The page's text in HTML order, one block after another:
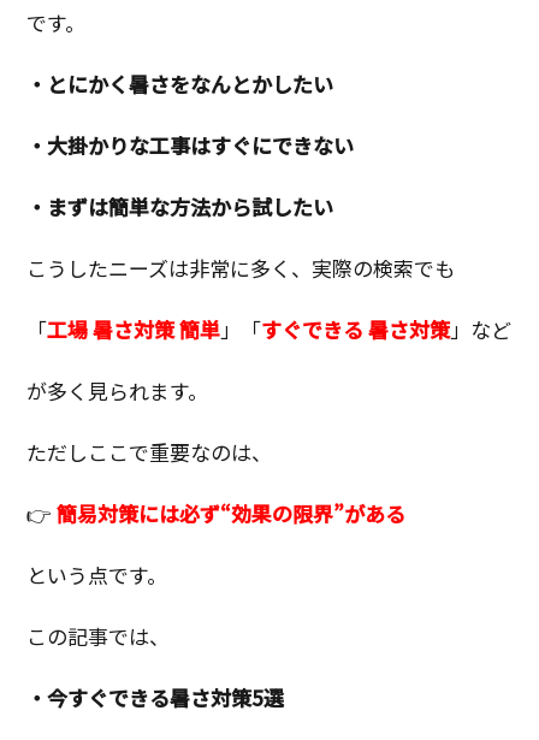
です。
・とにかく暑さをなんとかしたい
・大掛かりな工事はすぐにできない
・まずは簡単な方法から試したい
こうしたニーズは非常に多く、実際の検索でも
「工場 暑さ対策 簡単」「すぐできる 暑さ対策」など
が多く見られます。
ただしここで重要なのは、
👉簡易対策には必ず“効果の限界”がある
という点です。
この記事では、
・今すぐできる暑さ対策5選